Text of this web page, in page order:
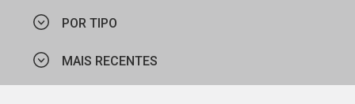
POR TIPO
MAIS RECENTES